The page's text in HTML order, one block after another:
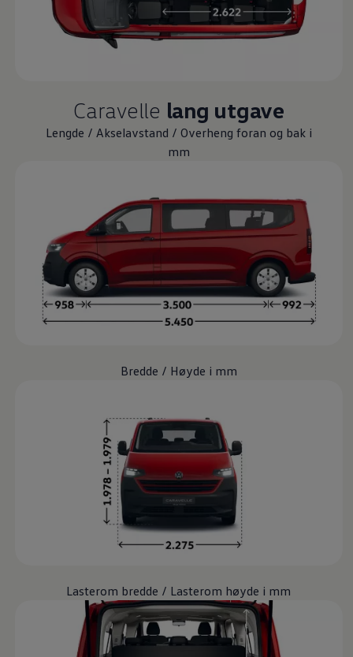
Caravelle lang utgave
Lengde / Akselavstand / Overheng foran og bak i
mm
Bredde / Høyde i mm
Lasterom bredde / Lasterom høyde i mm